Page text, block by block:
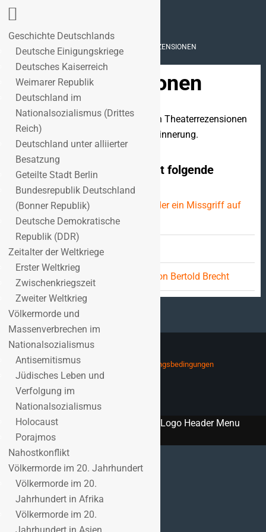
STARTSEITE >REZENSIONEN THEATERREZENSIONEN
Theaterrezensionen
Diese Seite bietet eine Übersicht von Theaterrezensionen
im Online-Portal Zukunft braucht Erinnerung.
"Theaterrezensionen" enthält folgende
Beiträge:
Der Kaufmann von Stuttgart – Wieder ein Missgriff auf
Kosten des „Jud Süß“
Der kaukasische Kreidekreis
Mutter Courage und ihre Kinder – von Bertold Brecht
Impressum
Datenschutzerklärung und Nutzungsbedingungen
Barrierefreiheit
Geschichte Deutschlands
Deutsche Einigungskriege
Deutsches Kaiserreich
Weimarer Republik
Deutschland im
Nationalsozialismus (Drittes
Reich)
Deutschland unter alliierter
Besatzung
Geteilte Stadt Berlin
Bundesrepublik Deutschland
(Bonner Republik)
Deutsche Demokratische
Republik (DDR)
Zeitalter der Weltkriege
Erster Weltkrieg
Zwischenkriegszeit
Zweiter Weltkrieg
Völkermorde und
Massenverbrechen im
Nationalsozialismus
Antisemitismus
Jüdisches Leben und
Verfolgung im
Nationalsozialismus
Holocaust
Porajmos
Nahostkonflikt
Völkermorde im 20. Jahrhundert
Völkermorde im 20.
Jahrhundert in Afrika
Völkermorde im 20.